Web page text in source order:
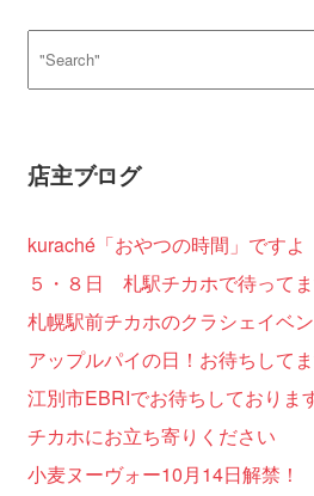
店主ブログ
kuraché「おやつの時間」ですよ
５・８日 札駅チカホで待ってま
札幌駅前チカホのクラシェイベ
アップルパイの日！お待ちして
江別市EBRIでお待ちしておりま
チカホにお立ち寄りください
小麦ヌーヴォー10月14日解禁！